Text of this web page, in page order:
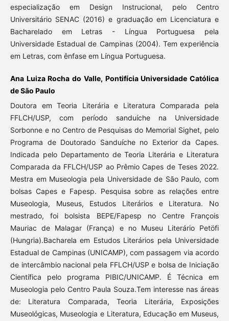
especialização em Design Instrucional, pelo Centro
Universitário SENAC (2016) e graduação em Licenciatura e
Bacharelado em Letras - Língua Portuguesa pela
Universidade Estadual de Campinas (2004). Tem experiência
em Letras, com ênfase em Língua Portuguesa.
Ana Luiza Rocha do Valle, Pontifícia Universidade Católica
de São Paulo
Doutora em Teoria Literária e Literatura Comparada pela
FFLCH/USP, com período sanduíche na Universidade
Sorbonne e no Centro de Pesquisas do Memorial Sighet, pelo
Programa de Doutorado Sanduíche no Exterior da Capes.
Indicada pelo Departamento de Teoria Literária e Literatura
Comparada da FFLCH/USP ao Prêmio Capes de Teses 2022.
Mestra em Museologia pela Universidade de São Paulo, com
bolsas Capes e Fapesp. Pesquisa sobre as relações entre
Museologia, Museus, Estudos Literários e Literatura. No
mestrado, foi bolsista BEPE/Fapesp no Centre François
Mauriac de Malagar (França) e no Museu Literário Petöfi
(Hungria).Bacharela em Estudos Literários pela Universidade
Estadual de Campinas (UNICAMP), com passagem via acordo
de intercâmbio nacional pela FFLCH/USP e bolsa de Iniciação
Científica pelo programa PIBIC/UNICAMP. É Técnica em
Museologia pelo Centro Paula Souza.Tem interesse nas áreas
de: Literatura Comparada, Teoria Literária, Exposições
Museológicas, Museologia e Literatura, Educação em Museus,